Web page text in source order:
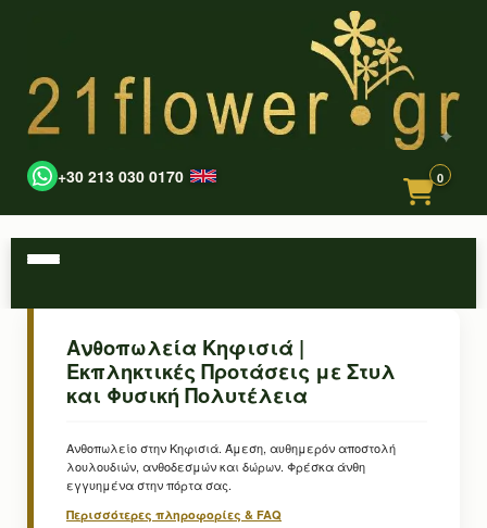
+30 213 030 0170 0
Ανθοπωλεία Κηφισιά |
Εκπληκτικές Προτάσεις με Στυλ
και Φυσική Πολυτέλεια
Ανθοπωλείο στην Κηφισιά. Άμεση, αυθημερόν αποστολή
λουλουδιών, ανθοδεσμών και δώρων. Φρέσκα άνθη
εγγυημένα στην πόρτα σας.
Περισσότερες πληροφορίες & FAQ